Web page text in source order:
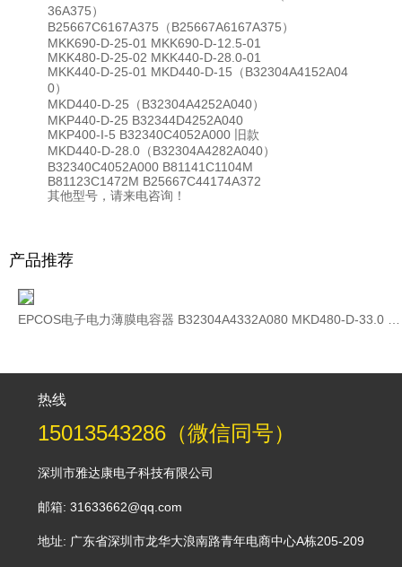
36A375）
B25667C6167A375（B25667A6167A375）
MKK690-D-25-01 MKK690-D-12.5-01
MKK480-D-25-02 MKK440-D-28.0-01
MKK440-D-25-01 MKD440-D-15（B32304A4152A04
0）
MKD440-D-25（B32304A4252A040）
MKP440-D-25 B32344D4252A040
MKP400-I-5 B32340C4052A000 旧款
MKD440-D-28.0（B32304A4282A040）
B32340C4052A000 B81141C1104M
B81123C1472M B25667C44174A372
其他型号，请来电咨询！
产品推荐
热线
15013543286（微信同号）
深圳市雅达康电子科技有限公司
邮箱: 31633662@qq.com
地址: 广东省深圳市龙华大浪南路青年电商中心A栋205-209